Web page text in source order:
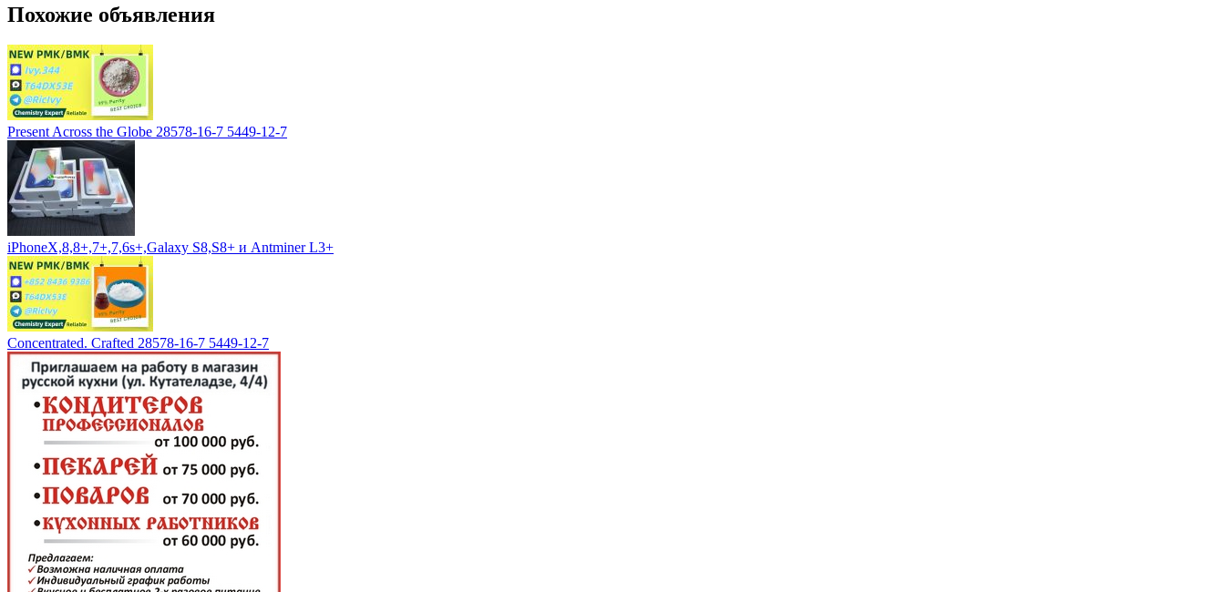
Похожие объявления
Present Across the Globe 28578-16-7 5449-12-7
iPhoneX,8,8+,7+,7,6s+,Galaxy S8,S8+ и Antminer L3+
Concentrated. Crafted 28578-16-7 5449-12-7